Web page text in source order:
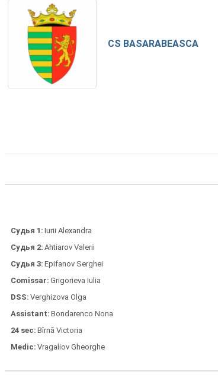
CS BASARABEASCA
Судья 1 Iurii Alexandra
Судья 2 Ahtiarov Valerii
Судья 3 Epifanov Serghei
Comissar Grigorieva Iulia
DSS Verghizova Olga
Assistant Bondarenco Nona
24 sec Bîrnă Victoria
Medic Vragaliov Gheorghe